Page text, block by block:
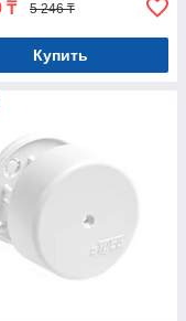
₸ 5 246 ₸
Купить